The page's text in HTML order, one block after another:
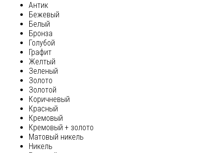
Антик
Бежевый
Белый
Бронза
Голубой
Графит
Желтый
Зеленый
Золото
Золотой
Коричневый
Красный
Кремовый
Кремовый + золото
Матовый никель
Никель